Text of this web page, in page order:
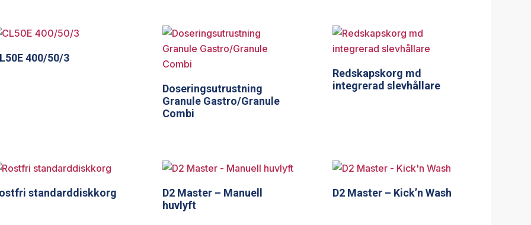
400/50/3
Doseringsutrustning
Granule Gastro/Granule
Combi
Redskapskorg md
integrerad slevhållare
standarddiskkorg
D2 Master – Manuell
huvlyft
D2 Master – Kick’n Wash